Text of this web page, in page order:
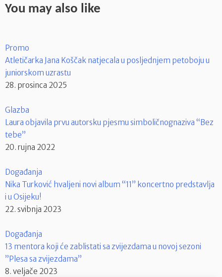
You may also like
Promo
Atletičarka Jana Koščak natjecala u posljednjem petoboju u
juniorskom uzrastu
28. prosinca 2025
Glazba
Laura objavila prvu autorsku pjesmu simboličnognaziva “Bez
tebe”
20. rujna 2022
Događanja
Nika Turković hvaljeni novi album “11” koncertno predstavlja
i u Osijeku!
22. svibnja 2023
Događanja
13 mentora koji će zablistati sa zvijezdama u novoj sezoni
”Plesa sa zvijezdama”
8. veljače 2023